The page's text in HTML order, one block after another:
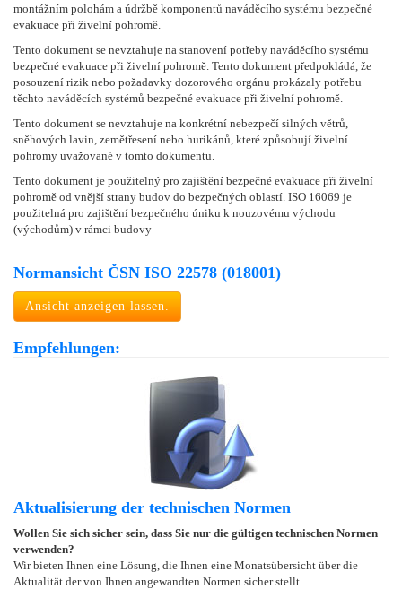
montážním polohám a údržbě komponentů naváděcího systému bezpečné
evakuace při živelní pohromě.
Tento dokument se nevztahuje na stanovení potřeby naváděcího systému
bezpečné evakuace při živelní pohromě. Tento dokument předpokládá, že
posouzení rizik nebo požadavky dozorového orgánu prokázaly potřebu
těchto naváděcích systémů bezpečné evakuace při živelní pohromě.
Tento dokument se nevztahuje na konkrétní nebezpečí silných větrů,
sněhových lavin, zemětřesení nebo hurikánů, které způsobují živelní
pohromy uvažované v tomto dokumentu.
Tento dokument je použitelný pro zajištění bezpečné evakuace při živelní
pohromě od vnější strany budov do bezpečných oblastí. ISO 16069 je
použitelná pro zajištění bezpečného úniku k nouzovému východu
(východům) v rámci budovy
Normansicht ČSN ISO 22578 (018001)
Ansicht anzeigen lassen.
Empfehlungen:
Aktualisierung der technischen Normen
Wollen Sie sich sicher sein, dass Sie nur die gültigen technischen Normen
verwenden?
Wir bieten Ihnen eine Lösung, die Ihnen eine Monatsübersicht über die
Aktualität der von Ihnen angewandten Normen sicher stellt.